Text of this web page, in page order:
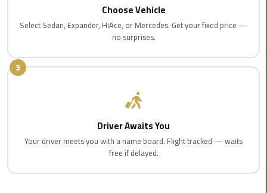
Coast
Limousine
Limousine
Choose Vehicle
Select Sedan, Expander, HiAce, or Mercedes. Get your fixed price —
no surprises.
3
Driver Awaits You
Your driver meets you with a name board. Flight tracked — waits
free if delayed.